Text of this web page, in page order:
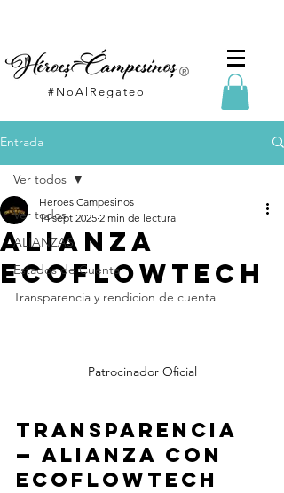
#NoAlRegateo
Entrada
Ver todos
ALIANZAS
Estados de Cuenta
Transparencia y rendicion de cuenta
Ver todos
ALianza
ecoflowtech
Heroes Campesinos
14 sept 2025 2 min de lectura
Patrocinador Oficial
Transparencia
— Alianza con
EcoFlowTech